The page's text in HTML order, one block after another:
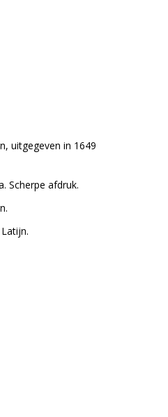
uitgegeven in 1649
Scherpe afdruk.